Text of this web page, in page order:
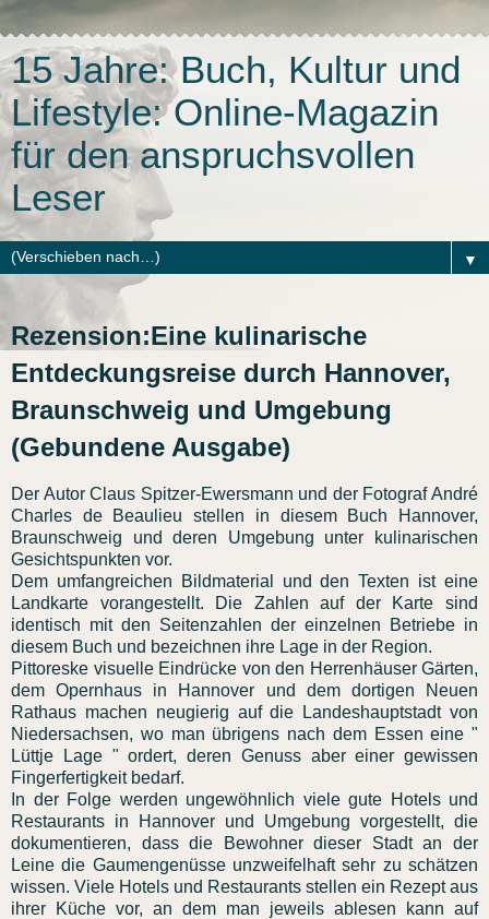
15 Jahre: Buch, Kultur und
Lifestyle: Online-Magazin
für den anspruchsvollen
Leser
▼
Rezension:Eine kulinarische
Entdeckungsreise durch Hannover,
Braunschweig und Umgebung
(Gebundene Ausgabe)
Der Autor Claus Spitzer-Ewersmann und der Fotograf André
Charles de Beaulieu stellen in diesem Buch Hannover,
Braunschweig und deren Umgebung unter kulinarischen
Gesichtspunkten vor.
Dem umfangreichen Bildmaterial und den Texten ist eine
Landkarte vorangestellt. Die Zahlen auf der Karte sind
identisch mit den Seitenzahlen der einzelnen Betriebe in
diesem Buch und bezeichnen ihre Lage in der Region.
Pittoreske visuelle Eindrücke von den Herrenhäuser Gärten,
dem Opernhaus in Hannover und dem dortigen Neuen
Rathaus machen neugierig auf die Landeshauptstadt von
Niedersachsen, wo man übrigens nach dem Essen eine "
Lüttje Lage " ordert, deren Genuss aber einer gewissen
Fingerfertigkeit bedarf.
In der Folge werden ungewöhnlich viele gute Hotels und
Restaurants in Hannover und Umgebung vorgestellt, die
dokumentieren, dass die Bewohner dieser Stadt an der
Leine die Gaumengenüsse unzweifelhaft sehr zu schätzen
wissen. Viele Hotels und Restaurants stellen ein Rezept aus
ihrer Küche vor, an dem man jeweils ablesen kann auf